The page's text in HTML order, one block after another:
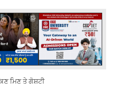
ਮਿਣ ਤੇ ਗੋਸ਼ਟੀ